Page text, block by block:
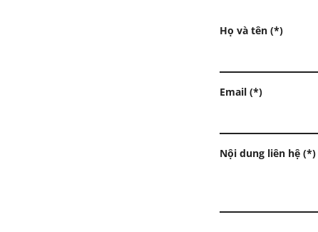
Họ và tên (*)
Email (*)
Nội dung liên hệ (*)